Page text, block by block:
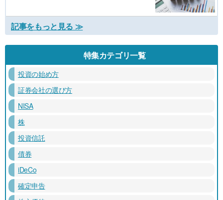
記事をもっと見る ≫
特集カテゴリ一覧
投資の始め方
証券会社の選び方
NISA
株
投資信託
債券
iDeCo
確定申告